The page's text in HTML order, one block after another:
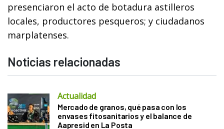
presenciaron el acto de botadura astilleros
locales, productores pesqueros; y ciudadanos
marplatenses.
Noticias relacionadas
Actualidad
Mercado de granos, qué pasa con los
envases fitosanitarios y el balance de
Aapresid en La Posta